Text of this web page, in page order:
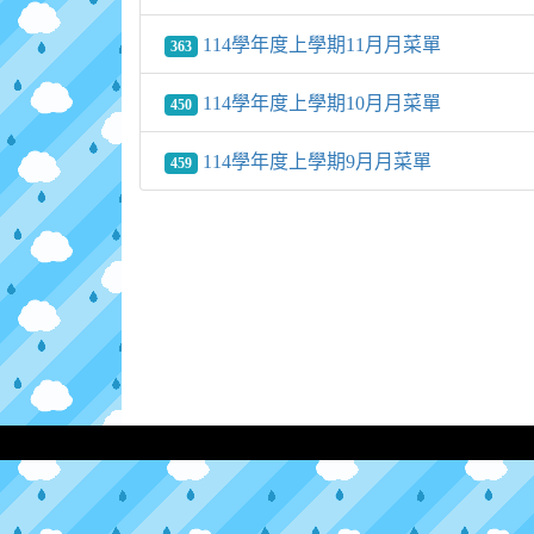
363 114學年度上學期11月月菜單
450 114學年度上學期10月月菜單
459 114學年度上學期9月月菜單